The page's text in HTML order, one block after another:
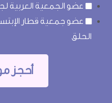
عضو الجمعية العربية
عضو جمعية قطار
الحلق
أحجز